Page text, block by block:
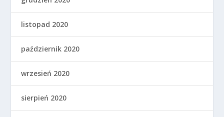
listopad 2020
październik 2020
wrzesień 2020
sierpień 2020